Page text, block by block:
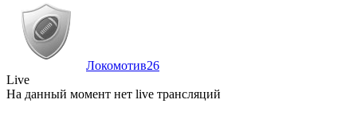
Локомотив26
Live
На данный момент нет live трансляций